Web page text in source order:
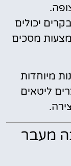
יכולים
מסכים
מיוחדות
ליטאים
מעבר